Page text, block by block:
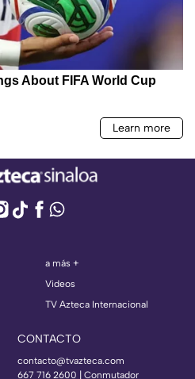
a más +
Videos
TV Azteca Internacional
CONTACTO
contacto@tvazteca.com
667 716 2600 | Conmutador